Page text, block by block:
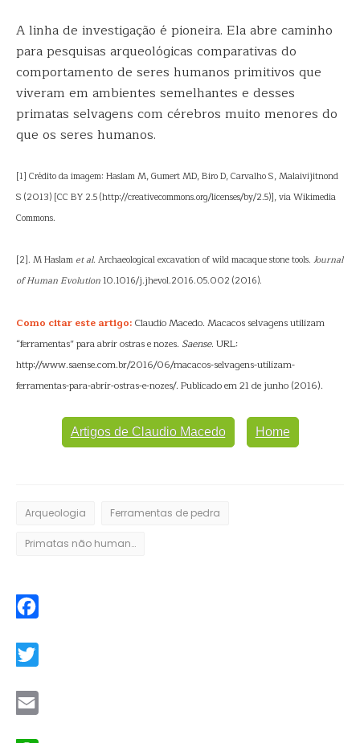
A linha de investigação é pioneira. Ela abre caminho
para pesquisas arqueológicas comparativas do
comportamento de seres humanos primitivos que
viveram em ambientes semelhantes e desses
primatas selvagens com cérebros muito menores do
que os seres humanos.
[1] Crédito da imagem: Haslam M, Gumert MD, Biro D, Carvalho S, Malaivijitnond
S (2013) [CC BY 2.5 (http://creativecommons.org/licenses/by/2.5)], via Wikimedia
Commons.
[2]. M Haslam et al. Archaeological excavation of wild macaque stone tools. Journal
of Human Evolution10.1016/j.jhevol.2016.05.002 (2016).
Como citar este artigo: Claudio Macedo. Macacos selvagens utilizam
“ferramentas” para abrir ostras e nozes. Saense. URL:
http://www.saense.com.br/2016/06/macacos-selvagens-utilizam-
ferramentas-para-abrir-ostras-e-nozes/. Publicado em 21 de junho (2016).
Artigos de Claudio Macedo Home
Arqueologia Ferramentas de pedra
Primatas não humanos